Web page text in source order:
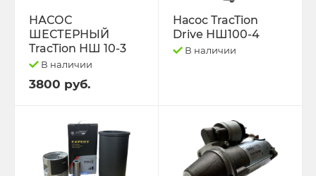
НАСОС
ШЕСТЕРНЫЙ
TracTion НШ 10-3
В наличии
3800 руб.
Насос TracTion
Drive НШ100-4
В наличии